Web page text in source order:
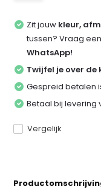
Zit jouw kleur,
tussen? Vraag
WhatsApp!
Twijfel je over de
Gespreid betalen
Betaal bij levering
Vergelijk